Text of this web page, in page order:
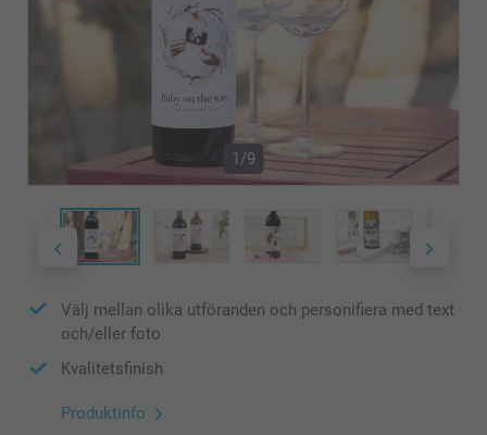
1/9
Välj mellan olika utföranden och personifiera med text
och/eller foto
Kvalitetsfinish
Produktinfo